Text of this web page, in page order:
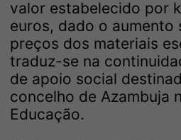
valor estabelecido por
euros, dado o
preços dos materiais
traduz-se na
de apoio social
concelho de Azambuja
Educação.